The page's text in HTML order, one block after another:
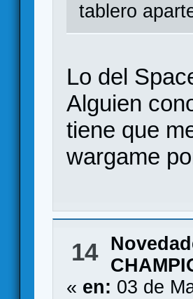
tablero
Lo del
Alguien
tiene que
wargame
14
« en: 03 de